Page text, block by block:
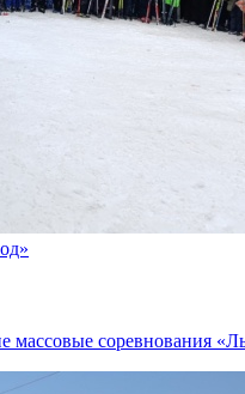
массовые